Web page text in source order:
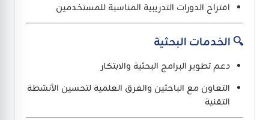
اقتراح الدورات التدريبية المناسبة للمستخدمين
🔍 الخدمات البحثية
دعم تطوير البرامج البحثية والابتكار
التعاون مع الباحثين والفرق العلمية لتحسين الأنشطة
التقنية